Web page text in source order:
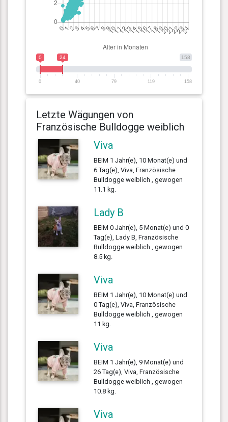
158
0 24
0 40 79 119 158
Letzte Wägungen von
Französische Bulldogge weiblich
Viva
BEIM 1 Jahr(e), 10 Monat(e) und
6 Tag(e), Viva, Französische
Bulldogge weiblich , gewogen
11.1 kg.
Lady B
BEIM 0 Jahr(e), 5 Monat(e) und 0
Tag(e), Lady B, Französische
Bulldogge weiblich , gewogen
8.5 kg.
Viva
BEIM 1 Jahr(e), 10 Monat(e) und
0 Tag(e), Viva, Französische
Bulldogge weiblich , gewogen
11 kg.
Viva
BEIM 1 Jahr(e), 9 Monat(e) und
26 Tag(e), Viva, Französische
Bulldogge weiblich , gewogen
10.8 kg.
Viva